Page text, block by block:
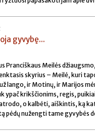
gyvybę...
Pranciškaus Meilės
skyrius – Meilė, kuri
lango, ir Motinų, ir Marijos
ypač krikščionims, regis,
o kalbėti, aiškintis, ką
pėdų nužengti tame gyvybės